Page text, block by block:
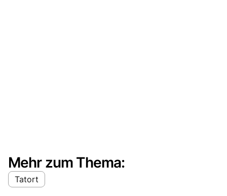
Mehr zum Thema:
Tatort